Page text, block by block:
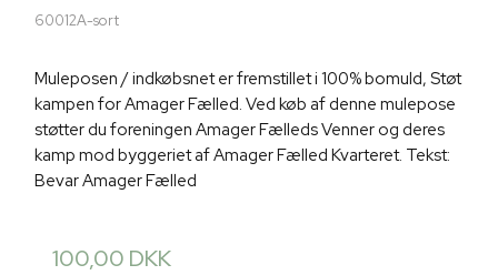
60012A-sort
Muleposen / indkøbsnet er fremstillet i 100% bomuld, Støt
kampen for Amager Fælled. Ved køb af denne mulepose
støtter du foreningen Amager Fælleds Venner og deres
kamp mod byggeriet af Amager Fælled Kvarteret. Tekst:
Bevar Amager Fælled
100,00 DKK